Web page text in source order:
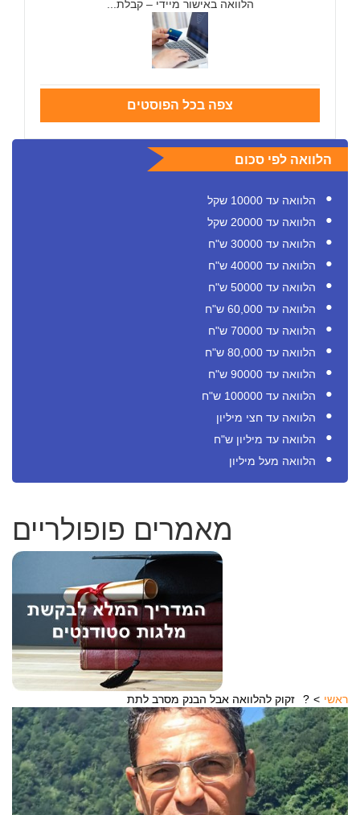
הלוואה באישור מיידי – קבלת...
צפה בכל הפוסטים
הלוואה לפי סכום
הלוואה עד 10000 שקל
הלוואה עד 20000 שקל
הלוואה עד 30000 ש"ח
הלוואה עד 40000 ש"ח
הלוואה עד 50000 ש"ח
הלוואה עד 60,000 ש"ח
הלוואה עד 70000 ש"ח
הלוואה עד 80,000 ש"ח
הלוואה עד 90000 ש"ח
הלוואה עד 100000 ש"ח
הלוואה עד חצי מיליון
הלוואה עד מיליון ש"ח
הלוואה מעל מיליון
מאמרים פופולריים
ראשי זקוק להלוואה אבל הבנק מסרב לתת?